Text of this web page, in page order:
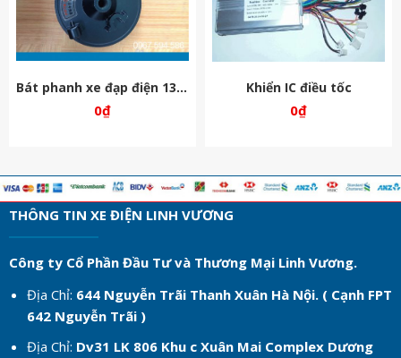
Bát phanh xe đạp điện 133s
₫
Khiển IC điều tốc
₫
THÔNG TIN XE ĐIỆN LINH VƯƠNG
Công ty Cổ Phần Đầu Tư và Thương Mại Linh Vương.
Địa Chỉ: 644 Nguyễn Trãi Thanh Xuân Hà Nội. ( Cạnh FPT
642 Nguyễn Trãi )
Địa Chỉ: Dv31 LK 806 Khu c Xuân Mai Complex Dương